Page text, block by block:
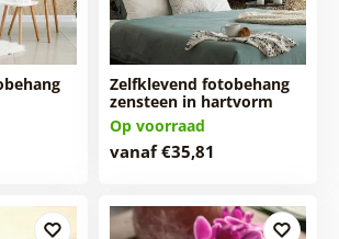
Zelfklevend fotobehang
zensteen in hartvorm
Op voorraad
vanaf €35,81